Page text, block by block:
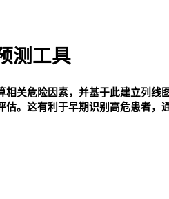
测工具
关危险因素，并基于此建立列线
。这有利于早期识别高危患者，